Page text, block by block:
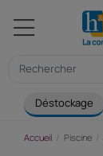
Déstockage
Accueil Piscine